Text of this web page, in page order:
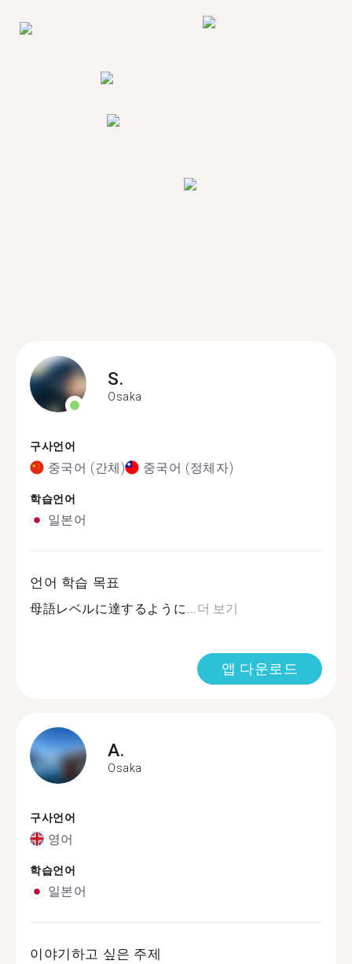
S.
Osaka
구사언어
중국어 (간체) 중국어 (정체자)
학습언어
일본어
언어 학습 목표
母語レベルに達するように...더 보기
앱 다운로드
A.
Osaka
구사언어
영어
학습언어
일본어
이야기하고 싶은 주제